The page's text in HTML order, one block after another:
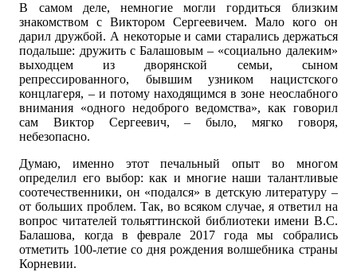
В самом деле, немногие могли гордиться близким
знакомством с Виктором Сергеевичем. Мало кого он
дарил дружбой. А некоторые и сами старались держаться
подальше: дружить с Балашовым – «социально далеким»
выходцем из дворянской семьи, сыном
репрессированного, бывшим узником нацистского
концлагеря, – и потому находящимся в зоне неослабного
внимания «одного недоброго ведомства», как говорил
сам Виктор Сергеевич, – было, мягко говоря,
небезопасно.
Думаю, именно этот печальный опыт во многом
определил его выбор: как и многие наши талантливые
соотечественники, он «подался» в детскую литературу –
от больших проблем. Так, во всяком случае, я ответил на
вопрос читателей тольяттинской библиотеки имени В.С.
Балашова, когда в феврале 2017 года мы собрались
отметить 100-летие со дня рождения волшебника страны
Корневии.